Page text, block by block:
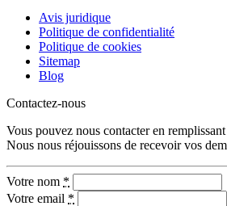
Avis juridique
Politique de confidentialité
Politique de cookies
Sitemap
Blog
Contactez-nous
Vous pouvez nous contacter en
Nous nous réjouissons de recevoir vos
Votre nom *
Votre email *